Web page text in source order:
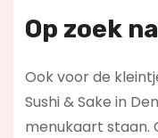
Op zoek
Ook voor de
Sushi & Sake in
menukaart staan.